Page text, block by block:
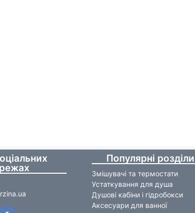
Популярні розділи
Змішувачі та термостати
Устаткування для душа
Душові кабіни і гідробокси
Аксесуари для ванної